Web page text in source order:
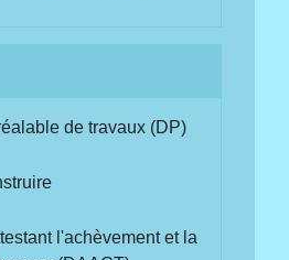
de travaux (DP)
l'achèvement et la